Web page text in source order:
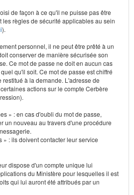
de façon à ce qu'il ne puisse pas être
les règles de sécurité applicables au sein
).
personnel, il ne peut être prêté à un
conserver de manière sécurisée son
Ce mot de passe ne doit en aucun cas
qu'il soit. Ce mot de passe est chiffré
à la demande. L'adresse de
actions sur le compte Cerbère
» : en cas d'oubli du mot de passe,
un nouveau au travers d'une procédure
» : ils doivent contacter leur service
dispose d'un compte unique lui
du Ministère pour lesquelles il est
qui lui auront été attribués par un